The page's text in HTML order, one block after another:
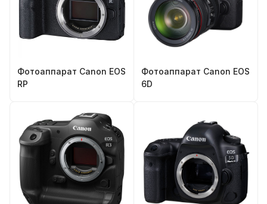
Фотоаппарат Canon EOS
RP
Фотоаппарат Canon EOS
6D